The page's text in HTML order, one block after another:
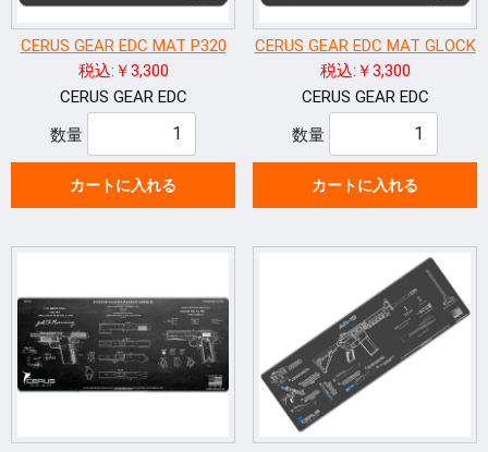
CERUS GEAR EDC MAT P320
税込:￥3,300
CERUS GEAR EDC
数量
カートに入れる
CERUS GEAR EDC MAT GLOCK
税込:￥3,300
CERUS GEAR EDC
数量
カートに入れる